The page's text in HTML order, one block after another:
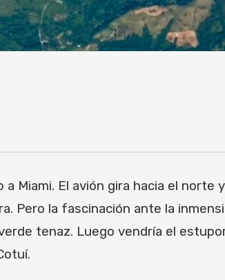
Miami. El avión gira hacia el norte
Pero la fascinación ante la
tenaz. Luego vendría el